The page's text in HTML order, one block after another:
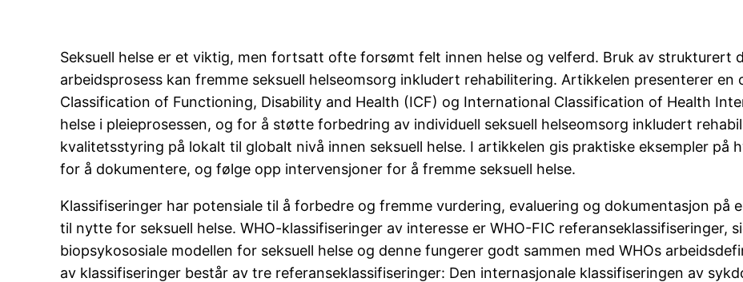
Seksuell helse er et viktig, men fortsatt ofte forsømt felt innen helse og velferd. Bruk av strukturert
arbeidsprosess kan fremme seksuell helseomsorg inkludert rehabilitering. Artikkelen presenterer
Classification of Functioning, Disability and Health (ICF) og International Classification of Health
helse i pleieprosessen, og for å støtte forbedring av individuell seksuell helseomsorg inkludert
kvalitetsstyring på lokalt til globalt nivå innen seksuell helse. I artikkelen gis praktiske eksempler på
for å dokumentere, og følge opp intervensjoner for å fremme seksuell helse.
Klassifiseringer har potensiale til å forbedre og fremme vurdering, evaluering og dokumentasjon
til nytte for seksuell helse. WHO-klassifiseringer av interesse er WHO-FIC referanseklassifiseringer,
biopsykososiale modellen for seksuell helse og denne fungerer godt sammen med WHOs
av klassifiseringer består av tre referanseklassifiseringer: Den internasjonale klassifiseringen av